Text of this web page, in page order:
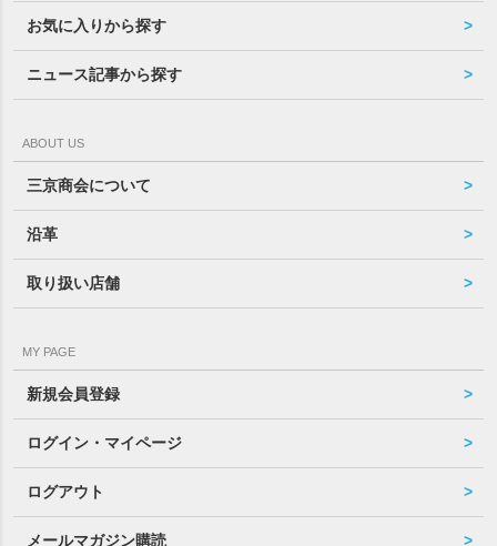
お気に入りから探す
ニュース記事から探す
ABOUT US
三京商会について
沿革
取り扱い店舗
MY PAGE
新規会員登録
ログイン・マイページ
ログアウト
メールマガジン購読